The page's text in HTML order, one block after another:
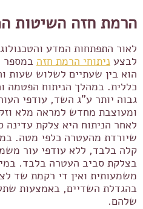
הרמת חזה השיטות
לאור התפתחות המדע
לבצע ניתוחי הרמת חזה במספר
הוא בין שעתיים לשלוש שעות
כללית. במהלך הניתוח הפטמה
גבוה יותר ע"ג השד, עודפי
ומעוצבת מחדש למראה מלא
לאחר הניתוח היא צלקת
שיורדת מהעטרה כלפי מטה.
קלה בלבד, ללא עודפי עור
בצלקת סביב העטרה בלבד.
משמעותית ואין די רקמת שד
בהגדלת השדיים, באמצעות
שלהם.